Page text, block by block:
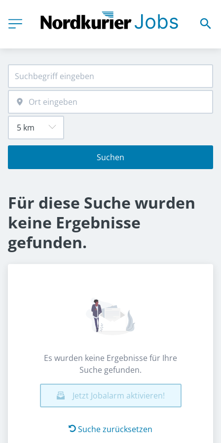
Suchen
Für diese Suche wurden
keine Ergebnisse
gefunden.
Es wurden keine Ergebnisse für Ihre
Suche gefunden.
Jetzt Jobalarm aktivieren!
Suche zurücksetzen